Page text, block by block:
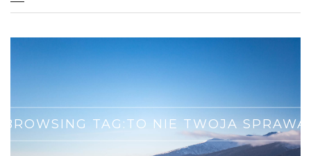
BROWSING TAG:TO NIE TWOJA SPRAWA